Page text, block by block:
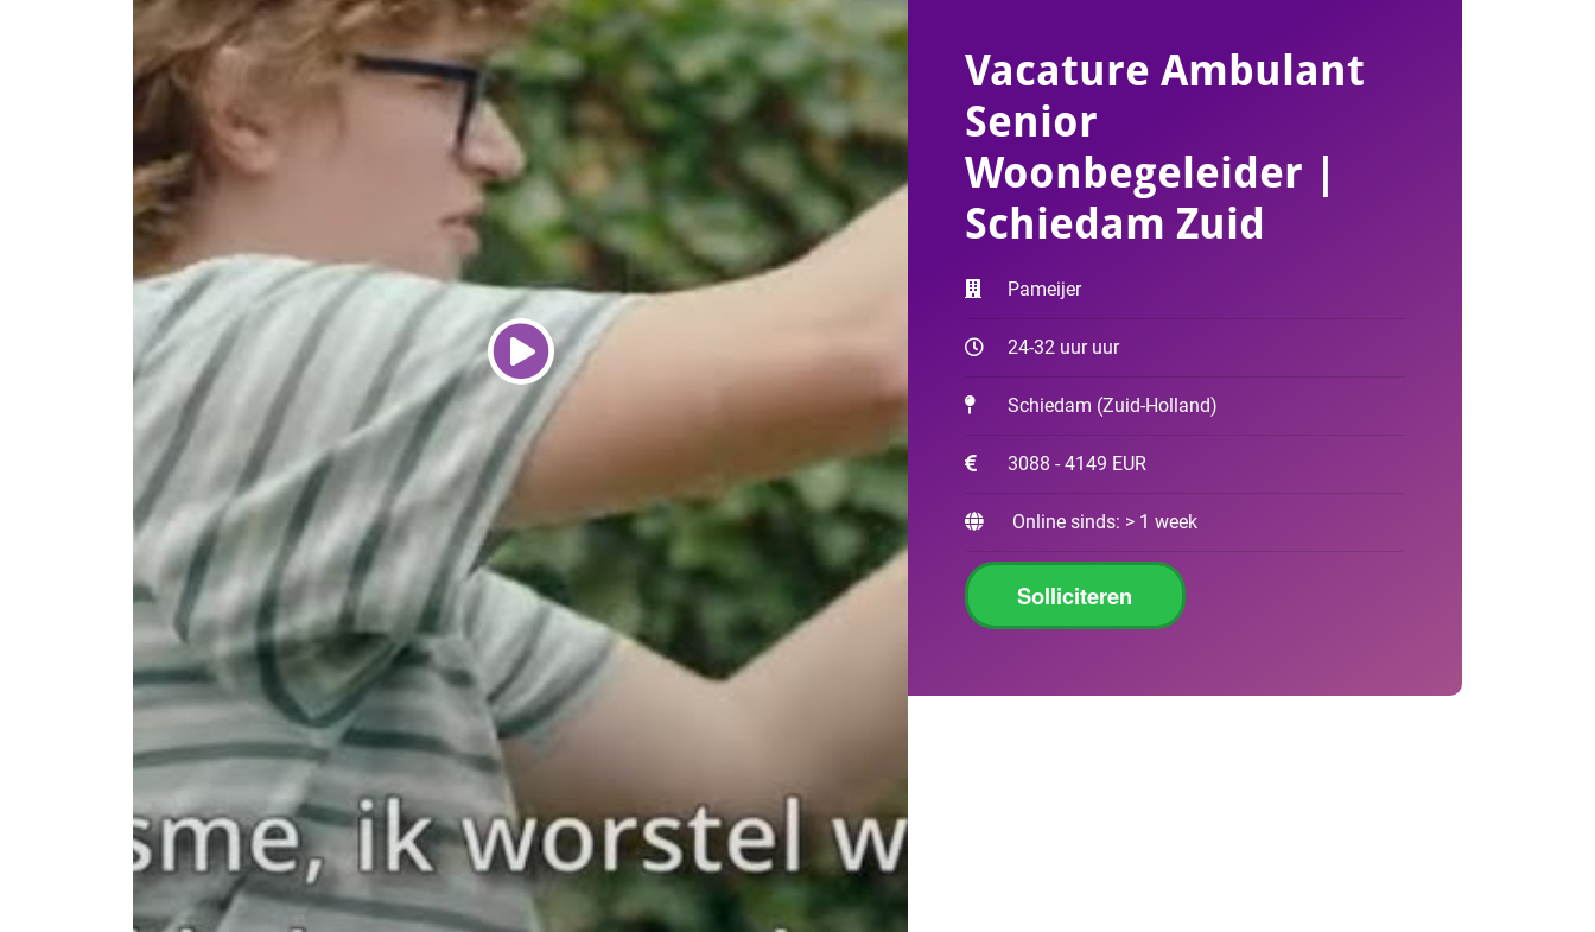
Vacature Ambulant
Senior
Woonbegeleider |
Schiedam Zuid
Pameijer
24-32 uur uur
Schiedam (Zuid-Holland)
3088 - 4149 EUR
Online sinds: > 1 week
Solliciteren